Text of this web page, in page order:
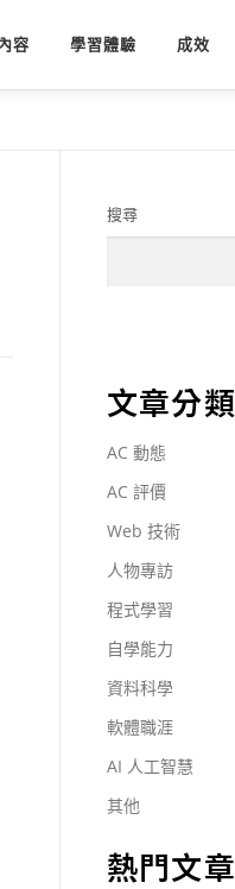
容 學習體驗 成效
搜尋
文章分類
AC 動態
AC 評價
Web 技術
人物專訪
程式學習
自學能力
資料科學
軟體職涯
AI 人工智慧
其他
熱門文章